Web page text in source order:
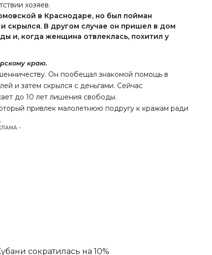
хозяев.
в Краснодаре, но был пойман
скрылся. В другом случае он пришел в дом
и, когда женщина отвлеклась, похитил у
краю.
Он пообещал знакомой помощь в
и затем скрылся с деньгами. Сейчас
до 10 лет лишения свободы.
привлек малолетнюю подругу к кражам ради
-
сократилась на 10%